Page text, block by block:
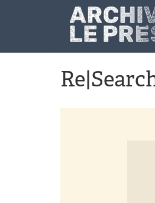
Aller au contenu principal